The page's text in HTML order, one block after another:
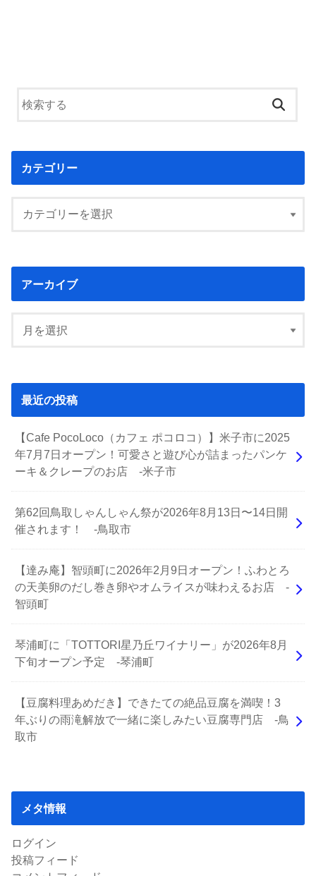
カテゴリー
アーカイブ
最近の投稿
【Cafe PocoLoco（カフェ ポコロコ）】米子市に2025
年7月7日オープン！可愛さと遊び心が詰まったパンケ
ーキ＆クレープのお店 -米子市
第62回鳥取しゃんしゃん祭が2026年8月13日〜14日開
催されます！ -鳥取市
【達み庵】智頭町に2026年2月9日オープン！ふわとろ
の天美卵のだし巻き卵やオムライスが味わえるお店 -
智頭町
琴浦町に「TOTTORI星乃丘ワイナリー」が2026年8月
下旬オープン予定 -琴浦町
【豆腐料理あめだき】できたての絶品豆腐を満喫！3
年ぶりの雨滝解放で一緒に楽しみたい豆腐専門店 -鳥
取市
メタ情報
ログイン
投稿フィード